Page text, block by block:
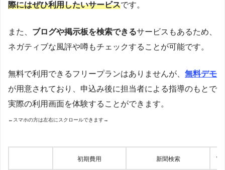
際にはぜひ利用したいサービスです。
また、 ブログや掲示板を検索できるサービスもあるため、
ネガティブな風評や噂もチェックすることが可能です。
無料で利用できるフリープランはありませんが、 無料デモ
が用意されており、申込み後に担当者による指導のもとで
実際の利用画面を体験することができます。
←スマホの方は左右にスクロールできます→
初期費用 新聞検索